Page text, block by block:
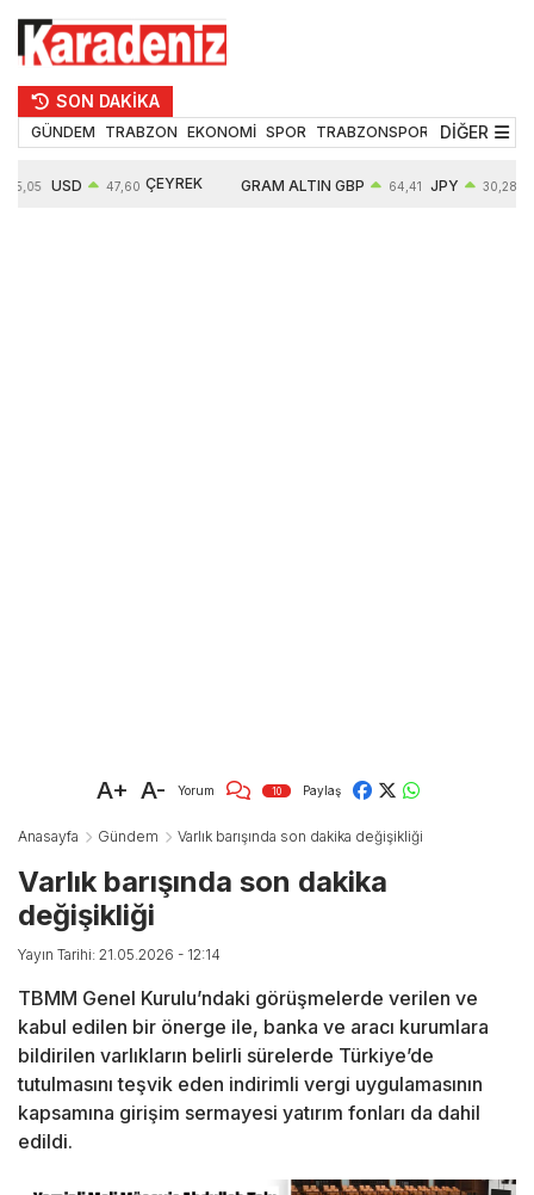
SON DAKİKA
GÜNDEM TRABZON EKONOMİ SPOR TRABZONSPOR TEKNOLOJİ
DİĞER
55,05 USD 47,60 ÇEYREK GRAM ALTIN GBP 64,41 JPY 30,28
A+ A- Yorum 10 Paylaş
Anasayfa Gündem Varlık barışında son dakika değişikliği
Varlık barışında son dakika
değişikliği
Yayın Tarihi: 21.05.2026 - 12:14
TBMM Genel Kurulu’ndaki görüşmelerde verilen ve
kabul edilen bir önerge ile, banka ve aracı kurumlara
bildirilen varlıkların belirli sürelerde Türkiye’de
tutulmasını teşvik eden indirimli vergi uygulamasının
kapsamına girişim sermayesi yatırım fonları da dahil
edildi.